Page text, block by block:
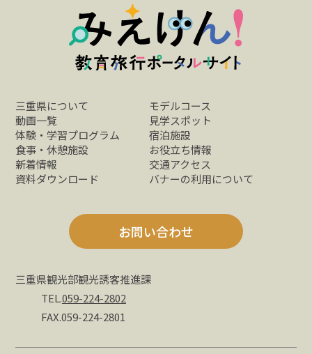
三重県について
モデルコース
動画一覧
見学スポット
体験・学習プログラム
宿泊施設
食事・休憩施設
お役立ち情報
新着情報
交通アクセス
資料ダウンロード
バナーの利用について
お問い合わせ
三重県観光部観光誘客推進課
TEL.059-224-2802
FAX.059-224-2801